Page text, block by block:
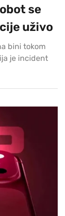
se
uživo
bini tokom
je incident